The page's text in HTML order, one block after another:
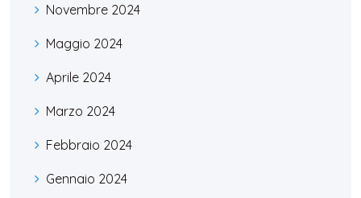
Novembre 2024
Maggio 2024
Aprile 2024
Marzo 2024
Febbraio 2024
Gennaio 2024